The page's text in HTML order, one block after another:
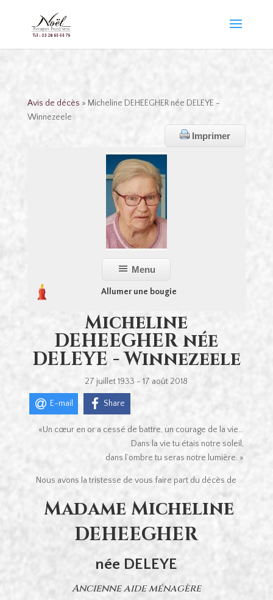
Avis de décès » Micheline DEHEEGHER née DELEYE -
Winnezeele
Imprimer
Menu
Allumer une bougie
Micheline
DEHEEGHER née
DELEYE - Winnezeele
27 juillet 1933 - 17 août 2018
E-mail Share
«Un cœur en or a cessé de battre, un courage de la vie…
Dans la vie tu étais notre soleil,
dans l’ombre tu seras notre lumière. »
Nous avons la tristesse de vous faire part du décès de
Madame Micheline
DEHEEGHER
née DELEYE
Ancienne aide ménagère